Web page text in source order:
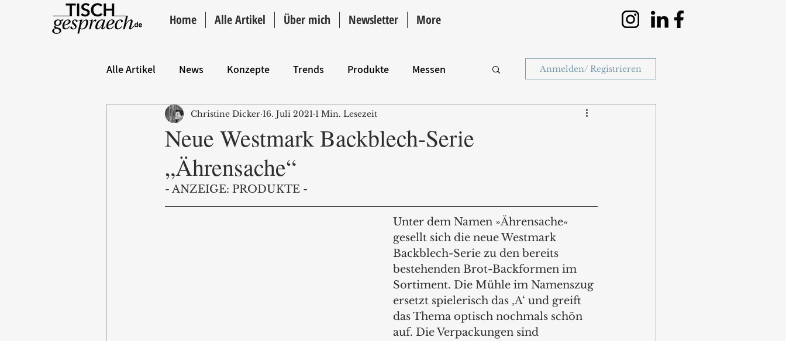
Home Alle Artikel Über mich Newsletter More
Alle Artikel News Konzepte Trends Produkte Messen
Hintergrund ANZEIGE Intro
Anmelden/ Registrieren
Neue Westmark Backblech-Serie
„Ährensache“
Christine Dicker 16. Juli 2021 1 Min. Lesezeit
- ANZEIGE: PRODUKTE -
Unter dem Namen »Ährensache«
gesellt sich die neue Westmark
Backblech-Serie zu den bereits
bestehenden Brot-Backformen im
Sortiment. Die Mühle im Namenszug
ersetzt spielerisch das ‚A‘ und greift
das Thema optisch nochmals schön
auf. Die Verpackungen sind